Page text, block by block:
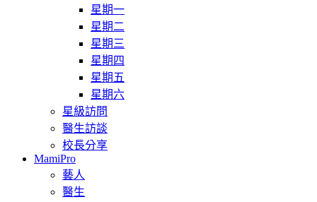
星期一
星期二
星期三
星期四
星期五
星期六
星級訪問
醫生訪談
校長分享
MamiPro
藝人
醫生